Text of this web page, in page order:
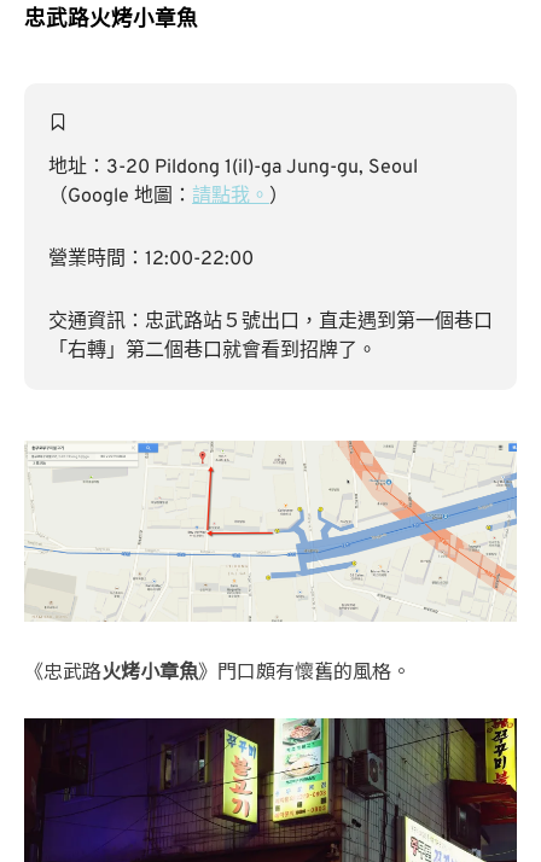
忠武路火烤小章魚
地址：3-20 Pildong 1(il)-ga Jung-gu, Seoul
（Google 地圖： 請點我。）
營業時間：12:00-22:00
交通資訊：忠武路站５號出口，直走遇到第一個巷口
「右轉」第二個巷口就會看到招牌了。
《忠武路火烤小章魚》門口頗有懷舊的風格。